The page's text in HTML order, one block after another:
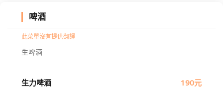
啤酒
此菜單沒有提供翻譯
生啤酒
生力啤酒 190元